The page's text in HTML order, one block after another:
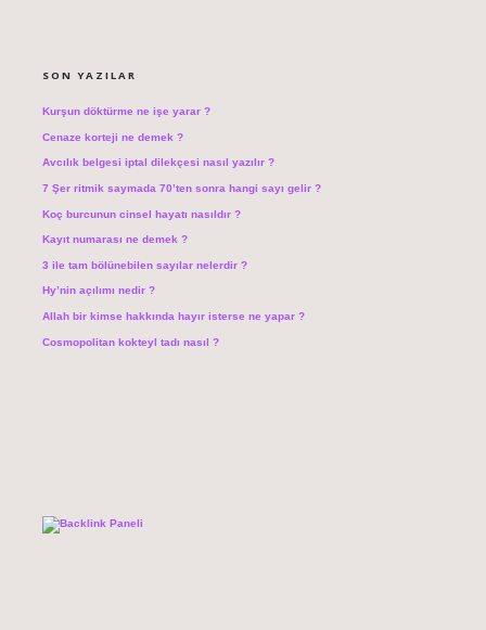
SON YAZILAR
Kurşun döktürme ne işe yarar ?
Cenaze korteji ne demek ?
Avcılık belgesi iptal dilekçesi nasıl yazılır ?
7 Şer ritmik saymada 70’ten sonra hangi sayı gelir ?
Koç burcunun cinsel hayatı nasıldır ?
Kayıt numarası ne demek ?
3 ile tam bölünebilen sayılar nelerdir ?
Hy’nin açılımı nedir ?
Allah bir kimse hakkında hayır isterse ne yapar ?
Cosmopolitan kokteyl tadı nasıl ?